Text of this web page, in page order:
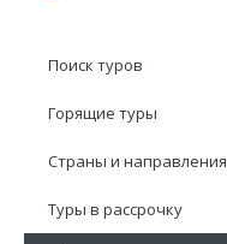
Поиск туров
Горящие туры
Страны и направления
Туры в рассрочку